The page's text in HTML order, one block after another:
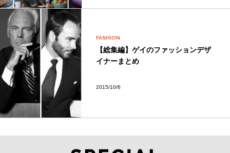
FASHION
【総集編】ゲイのファッションデザ
イナーまとめ
2015/10/6